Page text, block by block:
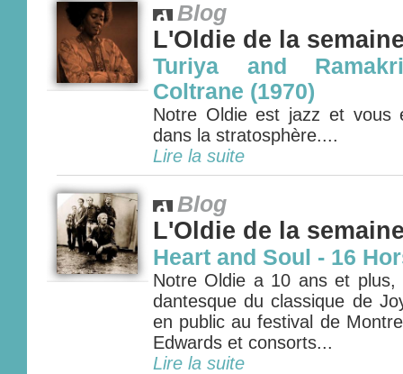
Blog
L'Oldie de la
Turiya and
Coltrane (1970)
Notre Oldie est jazz et vous
dans la stratosphère....
Lire la suite
Blog
L'Oldie de la
Heart and Soul - 16
Notre Oldie a 10 ans et
dantesque du classique de
en public au festival de
Edwards et consorts...
Lire la suite